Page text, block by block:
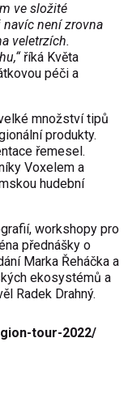
ve složité
není zrovna
veletrzích.
říká Květa
péči a
množství tipů
produkty.
řemesel.
Voxelem a
hudební
workshopy pro
přednášky o
Marka Řeháčka a
ekosystémů a
Radek Drahný.
tour-2022/